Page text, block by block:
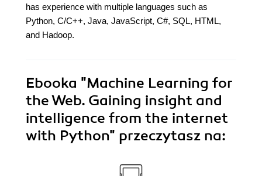
has experience with multiple languages such as
Python, C/C++, Java, JavaScript, C#, SQL, HTML,
and Hadoop.
Ebooka "Machine Learning for
the Web. Gaining insight and
intelligence from the internet
with Python" przeczytasz na: